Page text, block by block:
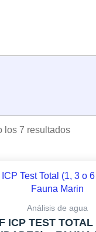
los 7 resultados
Análisis de agua
ICP TEST TOTAL
DE
DESDE
37,01€